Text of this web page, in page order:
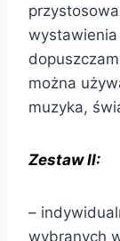
można
muzyka,
Zestaw II:
–
wybranych